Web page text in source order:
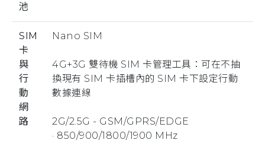
池
SIM
卡
與
行
動
網
路
Nano SIM
4G+3G 雙待機 SIM 卡管理工具：可在不抽
換現有 SIM 卡插槽內的 SIM 卡下設定行動
數據連線
2G/2.5G - GSM/GPRS/EDGE
· 850/900/1800/1900 MHz